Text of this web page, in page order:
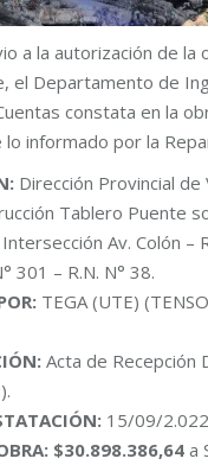
a la autorización de la
el Departamento de
constata en la
informado por la
Dirección Provincial de
Tablero Puente
Intersección Av. Colón –
301 – R.N. N° 38.
TEGA (UTE)
Acta de Recepción
15/09/
$30.898.386,64 a